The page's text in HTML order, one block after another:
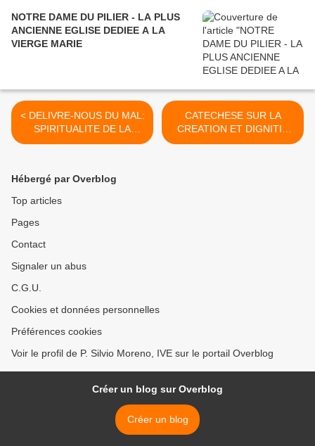
NOTRE DAME DU PILIER - LA PLUS
ANCIENNE EGLISE DEDIEE A LA
VIERGE MARIE
< DELIVRE-NOUS DU MAL:
SPIRITUALITE DE LA
LUTTE CONTRE LE MAL
CATECHESE SUR LA
CREATION ET DIGNITIE
DE L'HOMME ET LA
Hébergé par Overblog
Top articles
Pages
Contact
Signaler un abus
C.G.U.
Cookies et données personnelles
Préférences cookies
Voir le profil de P. Silvio Moreno, IVE sur le portail Overblog
Créer un blog sur Overblog
Créer un blog